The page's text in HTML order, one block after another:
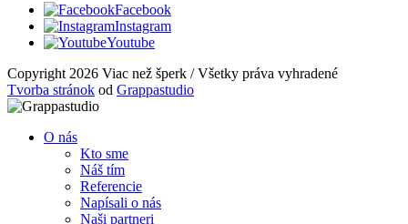
Facebook
Instagram
Youtube
Copyright 2026 Viac než šperk / Všetky práva vyhradené
Tvorba stránok od Grappastudio
O nás
Kto sme
Náš tím
Referencie
Napísali o nás
Naši partneri